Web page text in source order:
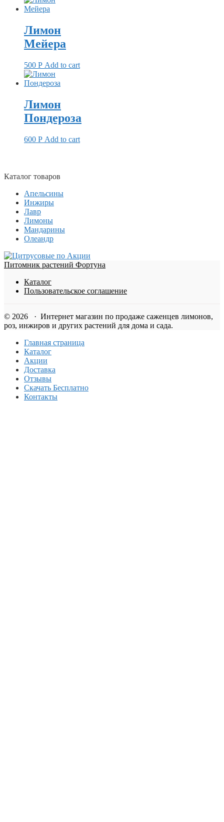
Лимон
Мейера
500 Р Add to cart
Лимон
Пондероза
600 Р Add to cart
Каталог товаров
Апельсины
Инжиры
Лавр
Лимоны
Мандарины
Олеандр
Питомник растений Фортуна
Каталог
Пользовательское соглашение
© 2026 · Интернет магазин по продаже саженцев лимонов,
роз, инжиров и других растений для дома и сада.
Главная страница
Каталог
Акции
Доставка
Отзывы
Скачать Бесплатно
Контакты